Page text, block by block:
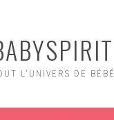
L'UNIVERS DE BÉBÉ